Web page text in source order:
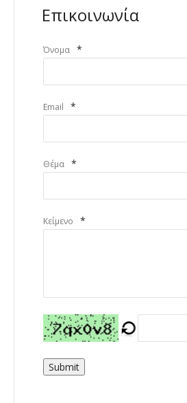
Επικοινωνία
Όνομα *
Email *
Θέμα *
Κείμενο *
Submit